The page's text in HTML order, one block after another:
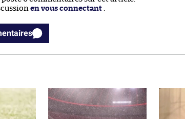
en vous connectant